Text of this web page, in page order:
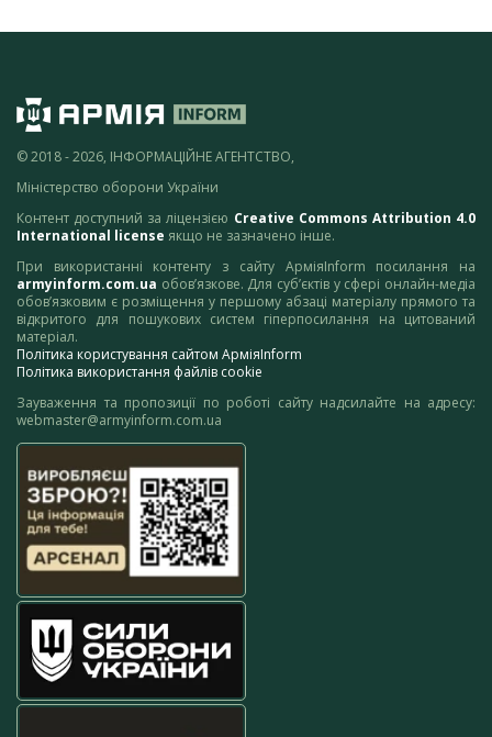
© 2018 - 2026, ІНФОРМАЦІЙНЕ АГЕНТСТВО,
Міністерство оборони України
Контент доступний за ліцензією Creative Commons Attribution 4.0
International license якщо не зазначено інше.
При використанні контенту з сайту АрміяInform посилання на
armyinform.com.ua обов’язкове. Для суб’єктів у сфері онлайн-медіа
обов’язковим є розміщення у першому абзаці матеріалу прямого та
відкритого для пошукових систем гіперпосилання на цитований
матеріал.
Політика користування сайтом АрміяInform
Політика використання файлів cookie
Зауваження та пропозиції по роботі сайту надсилайте на адресу:
webmaster@armyinform.com.ua